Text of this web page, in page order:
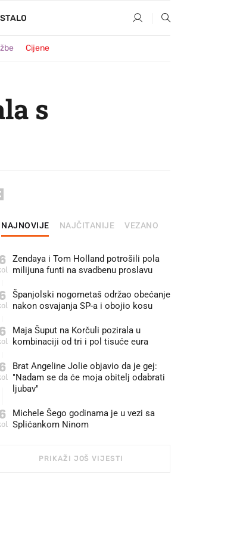
Cijene
s
NAJNOVIJE NAJČITANIJE VEZANO
6
Zendaya i Tom Holland potrošili pola
milijuna funti na svadbenu proslavu
6
Španjolski nogometaš održao obećanje
nakon osvajanja SP-a i obojio kosu
6
Maja Šuput na Korčuli pozirala u
kombinaciji od tri i pol tisuće eura
6
Brat Angeline Jolie objavio da je gej:
"Nadam se da će moja obitelj odabrati
ljubav"
6
Michele Šego godinama je u vezi sa
Splićankom Ninom
PRIKAŽI JOŠ VIJESTI